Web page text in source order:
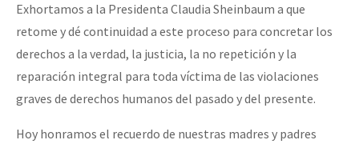
Exhortamos a la Presidenta Claudia Sheinbaum a que
retome y dé continuidad a este proceso para concretar los
derechos a la verdad, la justicia, la no repetición y la
reparación integral para toda víctima de las violaciones
graves de derechos humanos del pasado y del presente.
Hoy honramos el recuerdo de nuestras madres y padres